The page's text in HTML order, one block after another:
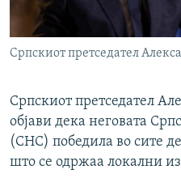
Српскиот претседател
Српскиот претседател
објави дека неговата
(СНС) победила во сите
што се одржаа локални